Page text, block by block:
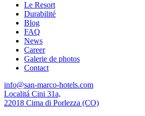
Le Resort
Durabilité
Blog
FAQ
News
Career
Galerie de photos
Contact
info@san-marco-hotels.com
Localitá Cini 31a,
22018 Cima di Porlezza (CO)